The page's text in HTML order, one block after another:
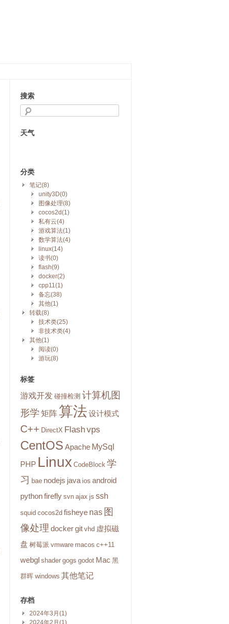
搜索
天气
分类
笔记(8)
unity3D(0)
图像处理(8)
cocos2d(1)
私有云(4)
游戏算法(1)
数学算法(4)
linux(14)
读书(0)
flash(9)
docker(2)
cpp11(1)
备忘(38)
其他(1)
转载(8)
技术类(25)
非技术类(4)
其他(1)
阅读(0)
游玩(8)
标签
游戏开发 碰撞检测 计算机图
形学 矩阵算法 设计模式
C++ DirectX Flashvps
CentOS Apache MySql
PHP Linux CodeBlock 学
习 bae nodejs java ios android
pythonfirefly svn ajax js ssh
squid cocos2d fisheye nas 图
像处理 dockergit vhd 虚拟磁
盘 树莓派 vmware macos c++11
webgl shader gogs godot Mac 黑
群晖 windows 其他笔记
存档
2024年3月(1)
2024年2月(1)